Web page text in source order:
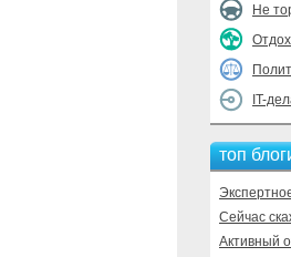
Не
IT-
топ
Сейчас
Активный